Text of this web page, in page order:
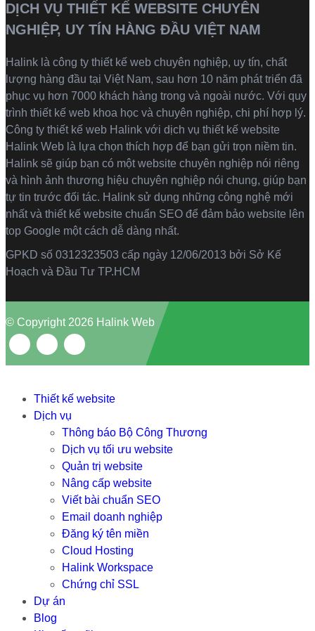
DỊCH VỤ THIẾT KẾ WEBSITE CHUYÊN
NGHIỆP, UY TÍN HÀNG ĐẦU VIỆT NAM
Halink là công ty thiết kế web chuyên nghiệp, uy tín, chất
lượng hàng đầu tại Việt Nam, sau hơn 10 năm phát triển đã
phục vụ hơn 7000 khách hàng trong và ngoài nước. Với quy
trình thiết kế web khoa học và chuyên nghiệp, chi phí hợp lý.
Công ty thiết kế web Halink với dịch vụ thiết kế website
Halink Web là lựa chọn thích hợp để bạn gửi trọn niềm tin.
Halink sẽ giúp bạn có một website chuyên nghiệp nói riêng
và hình ảnh thương hiệu chuyên nghiệp nói chung, giúp bạn
tự tin trước đối tác. Halink sử dụng những công nghệ mới
nhất và thiết kế website chuẩn SEO để đảm bảo website lên
top Google một cách dễ dàng nhất.
GPKD số 0312323503 cấp ngày 12/06/2013 bởi Sở Kế
Hoạch và Đầu Tư TP.HCM
© Copyright 2026 Halink Web
Thiết kế website
Dịch vụ
Thông báo Bộ Công Thương
Dịch vụ tối ưu website
Quản trị website
Nâng cấp website
Viết bài chuẩn SEO
Email doanh nghiệp
Đăng ký tên miền
Cloud Hosting
Halink Workspace
Chứng chỉ SSL
Dự án
Blog